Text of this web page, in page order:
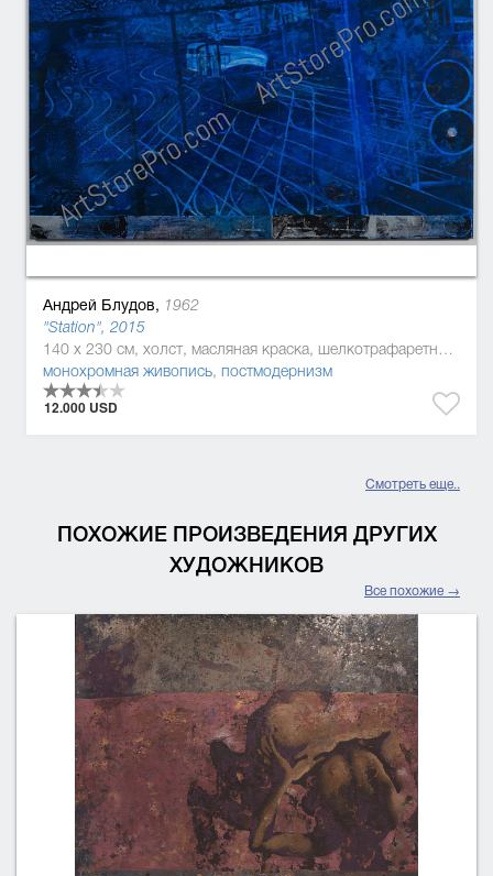
Андрей Блудов, 1962
"Station", 2015
140 x 230 см, холст, масляная краска, шелкотрафаретная краска, шелкотрафаретная краска
монохромная живопись, постмодернизм
12.000 USD
Смотреть еще..
ПОХОЖИЕ ПРОИЗВЕДЕНИЯ ДРУГИХ
ХУДОЖНИКОВ
Все похожие →